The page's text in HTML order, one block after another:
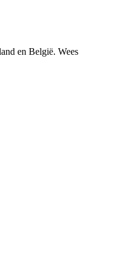
en België. Wees